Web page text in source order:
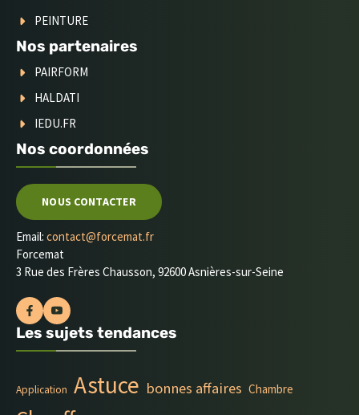
PEINTURE
Nos partenaires
PAIRFORM
HALDATI
IEDU.FR
Nos coordonnées
NOUS CONTACTER
Email: contact@forcemat.fr
Forcemat
3 Rue des Frères Chausson, 92600 Asnières-sur-Seine
Les sujets tendances
Application Astuce bonnes affaires Chambre